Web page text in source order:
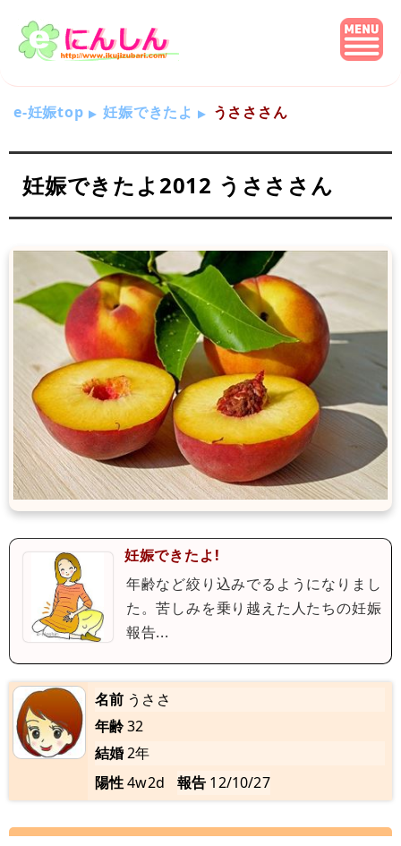
e-妊娠top 妊娠できたよ うさささん
妊娠できたよ2012 うさささん
妊娠できたよ!
年齢など絞り込みでるようになりまし
た。苦しみを乗り越えた人たちの妊娠
報告...
名前 うささ
年齢32
結婚2年
陽性4w2d 報告 12/10/27